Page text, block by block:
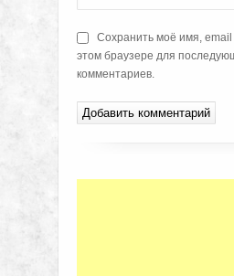
Сохранить моё имя, email
этом браузере для
комментариев.